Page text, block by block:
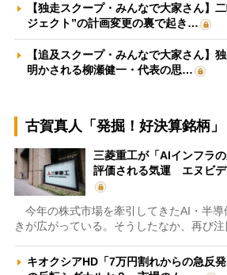
【独走スクープ・みんなで大家さん】
ジェクト”の計画変更の裏で起き…
【追及スクープ・みんなで大家さん】
明かされる柳瀬健一・代表の思…
古賀真人「発掘！好決算銘柄」
三菱重工が「AIインフラ
評価される気運 エヌビ
今年の株式市場を牽引してきたAI・半導
きが広がっている。そうしたなか、再び注
キオクシアHD「7万円割れからの急反